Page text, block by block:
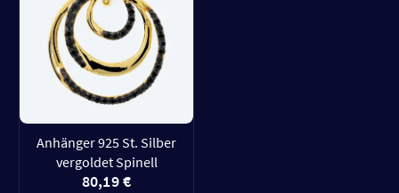
Anhänger 925 St. Silber
vergoldet Spinell
80,19 €